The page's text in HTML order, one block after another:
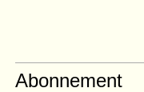
Abonnement